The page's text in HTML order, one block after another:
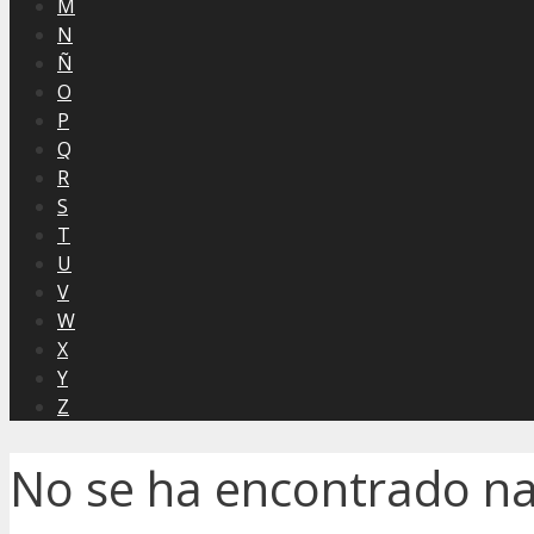
M
N
Ñ
O
P
Q
R
S
T
U
V
W
X
Y
Z
No se ha encontrado